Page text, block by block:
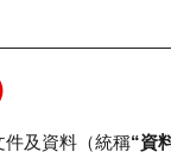
輪證市場統計
及資料（統稱“資